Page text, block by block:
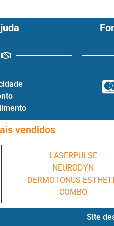
vendidos
LASERPULSE
NEURODYN
DERMOTONUS
COMBO
Site